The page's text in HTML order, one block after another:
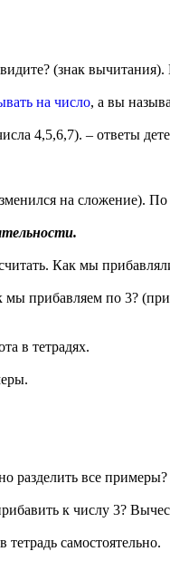
(знак
на число, а вы
4,5,6,7). – ответы
на сложение).
Как мы
мы прибавляем по 3?
в тетрадях.
разделить все
к числу 3?
самостоятельно.